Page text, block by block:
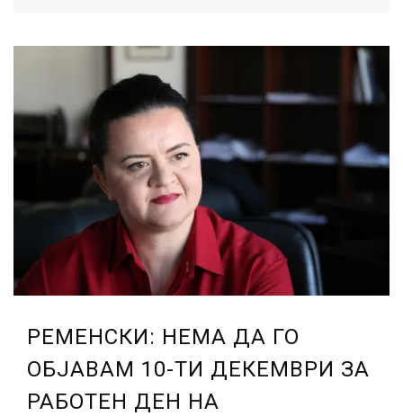
РЕМЕНСКИ: НЕМА ДА ГО
ОБЈАВАМ 10-ТИ ДЕКЕМВРИ ЗА
РАБОТЕН ДЕН НА